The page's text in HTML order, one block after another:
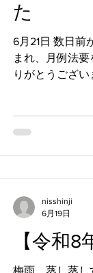
49-3861 日親寺
https://
た
6月21日 数日前
まれ、月例法
りがとうござい
堂 #納骨堂佐世
【令和
梅雨、蒸し蒸
nisshinji
6月19日